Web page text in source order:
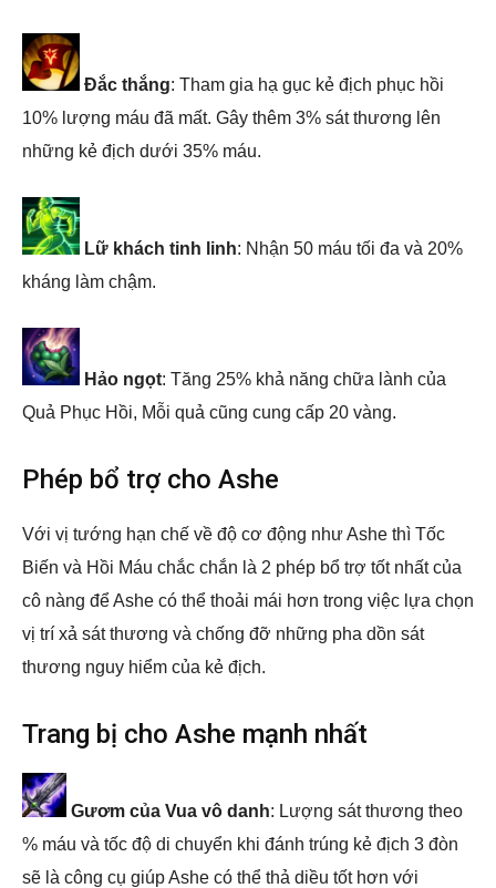
Đắc thắng: Tham gia hạ gục kẻ địch phục hồi
10% lượng máu đã mất. Gây thêm 3% sát thương lên
những kẻ địch dưới 35% máu.
Lữ khách tinh linh: Nhận 50 máu tối đa và 20%
kháng làm chậm.
Hảo ngọt: Tăng 25% khả năng chữa lành của
Quả Phục Hồi, Mỗi quả cũng cung cấp 20 vàng.
Phép bổ trợ cho Ashe
Với vị tướng hạn chế về độ cơ động như Ashe thì Tốc
Biến và Hồi Máu chắc chắn là 2 phép bổ trợ tốt nhất của
cô nàng để Ashe có thể thoải mái hơn trong việc lựa chọn
vị trí xả sát thương và chống đỡ những pha dồn sát
thương nguy hiểm của kẻ địch.
Trang bị cho Ashe mạnh nhất
Gươm của Vua vô danh: Lượng sát thương theo
% máu và tốc độ di chuyển khi đánh trúng kẻ địch 3 đòn
sẽ là công cụ giúp Ashe có thể thả diều tốt hơn với